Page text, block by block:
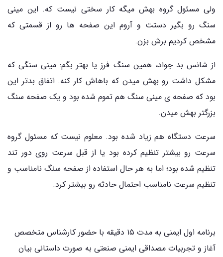
ولی مسئول گروه بهش میگه کار سختی نیست که. این مینی
سنگ رو بگیر دستت و آروم این صفحه ها رو از قسمتی که
مشخص کردیم برش بزن.
از شانس بد جواد، همین سنگ فرز یا بهتر بگم: مینی سنگی که
مشکل داشت رو بهش میدن که باهاش کار کنه. اتفاق بدتر این
بود که صفحه ی مینی سنگ هم تموم شده بود و یک صفحه سنگ
بزرگتر بهش میدن.
سرعت دستگاه هم زیاد شده بود. معلوم نیست که مسئول گروه
سرعت رو بیشتر تنظیم کرده بود یا از قبل سرعت روی دور تند
تنظیم شده بود؛ اما به هر حال استفاده از صفحه سنگ نامناسب و
تنظیم سرعت نامناسب احتمال حادثه رو بیشتر کرد.
برنامه اول ایمنی به مدت ۱۵ دقیقه با حضور کارشناس متخصص
آغاز و تجربیات مصداقی ایمنی صنعتی به صورت داستانی بیان